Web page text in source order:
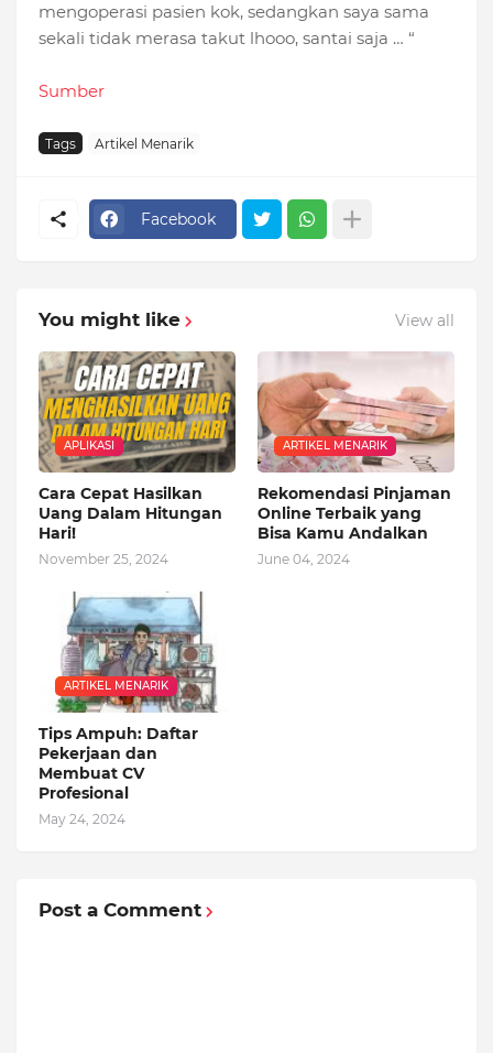
mengoperasi pasien kok, sedangkan saya sama
sekali tidak merasa takut lhooo, santai saja … “
Sumber
Tags Artikel Menarik
Facebook
You might like View all
APLIKASI
Cara Cepat Hasilkan
Uang Dalam Hitungan
Hari!
November 25, 2024
ARTIKEL MENARIK
Rekomendasi Pinjaman
Online Terbaik yang
Bisa Kamu Andalkan
June 04, 2024
ARTIKEL MENARIK
Tips Ampuh: Daftar
Pekerjaan dan
Membuat CV
Profesional
May 24, 2024
Post a Comment